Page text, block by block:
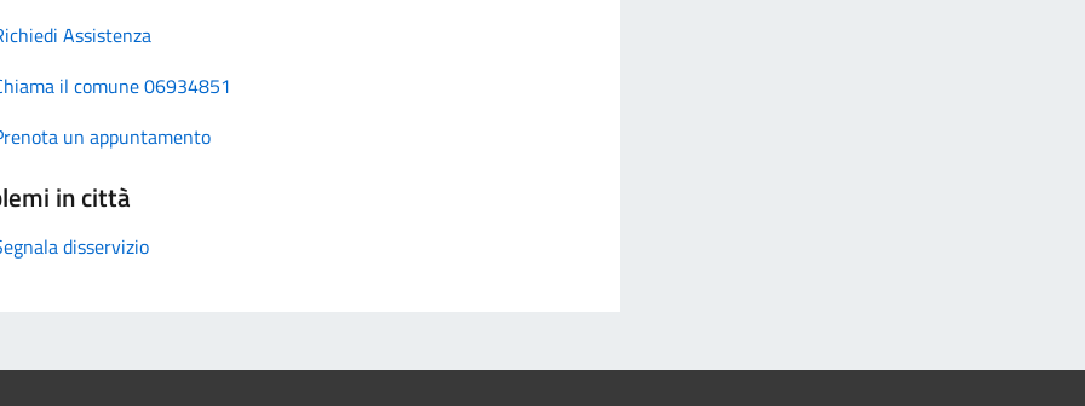
Assistenza
il comune 06934851
un appuntamento
in città
disservizio